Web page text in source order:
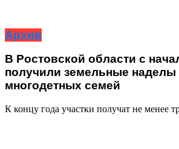
Архив
В Ростовской области с
получили земельные наделы
многодетных семей
К концу года участки получат не менее